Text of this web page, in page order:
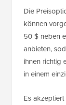
Die
können
50 $ neben
anbieten,
ihnen richtig
in einem
Es